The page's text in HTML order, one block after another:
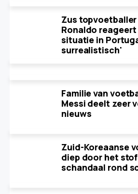
Zus
Ronaldo
situatie in
surrealistisch'
Familie van
Messi deelt zeer
nieuws
Zuid-Koreaanse
diep door het
schandaal rond